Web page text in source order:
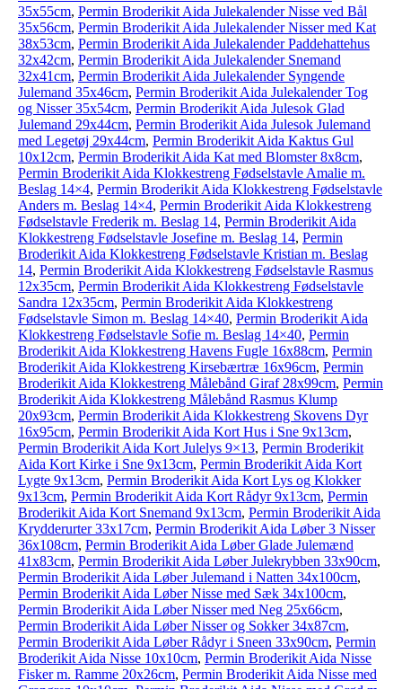
35x55cm, Permin Broderikit Aida Julekalender Nisse ved Bål
35x56cm, Permin Broderikit Aida Julekalender Nisser med Kat
38x53cm, Permin Broderikit Aida Julekalender Paddehattehus
32x42cm, Permin Broderikit Aida Julekalender Snemand
32x41cm, Permin Broderikit Aida Julekalender Syngende
Julemand 35x46cm, Permin Broderikit Aida Julekalender Tog
og Nisser 35x54cm, Permin Broderikit Aida Julesok Glad
Julemand 29x44cm, Permin Broderikit Aida Julesok Julemand
med Legetøj 29x44cm, Permin Broderikit Aida Kaktus Gul
10x12cm, Permin Broderikit Aida Kat med Blomster 8x8cm,
Permin Broderikit Aida Klokkestreng Fødselstavle Amalie m.
Beslag 14×4, Permin Broderikit Aida Klokkestreng Fødselstavle
Anders m. Beslag 14×4, Permin Broderikit Aida Klokkestreng
Fødselstavle Frederik m. Beslag 14, Permin Broderikit Aida
Klokkestreng Fødselstavle Josefine m. Beslag 14, Permin
Broderikit Aida Klokkestreng Fødselstavle Kristian m. Beslag
14, Permin Broderikit Aida Klokkestreng Fødselstavle Rasmus
12x35cm, Permin Broderikit Aida Klokkestreng Fødselstavle
Sandra 12x35cm, Permin Broderikit Aida Klokkestreng
Fødselstavle Simon m. Beslag 14×40, Permin Broderikit Aida
Klokkestreng Fødselstavle Sofie m. Beslag 14×40, Permin
Broderikit Aida Klokkestreng Havens Fugle 16x88cm, Permin
Broderikit Aida Klokkestreng Kirsebærtræ 16x96cm, Permin
Broderikit Aida Klokkestreng Målebånd Giraf 28x99cm, Permin
Broderikit Aida Klokkestreng Målebånd Rasmus Klump
20x93cm, Permin Broderikit Aida Klokkestreng Skovens Dyr
16x95cm, Permin Broderikit Aida Kort Hus i Sne 9x13cm,
Permin Broderikit Aida Kort Julelys 9×13, Permin Broderikit
Aida Kort Kirke i Sne 9x13cm, Permin Broderikit Aida Kort
Lygte 9x13cm, Permin Broderikit Aida Kort Lys og Klokker
9x13cm, Permin Broderikit Aida Kort Rådyr 9x13cm, Permin
Broderikit Aida Kort Snemand 9x13cm, Permin Broderikit Aida
Krydderurter 33x17cm, Permin Broderikit Aida Løber 3 Nisser
36x108cm, Permin Broderikit Aida Løber Glade Julemænd
41x83cm, Permin Broderikit Aida Løber Julekrybben 33x90cm,
Permin Broderikit Aida Løber Julemand i Natten 34x100cm,
Permin Broderikit Aida Løber Nisse med Sæk 34x100cm,
Permin Broderikit Aida Løber Nisser med Neg 25x66cm,
Permin Broderikit Aida Løber Nisser og Sokker 34x87cm,
Permin Broderikit Aida Løber Rådyr i Sneen 33x90cm, Permin
Broderikit Aida Nisse 10x10cm, Permin Broderikit Aida Nisse
Fisker m. Ramme 20x26cm, Permin Broderikit Aida Nisse med